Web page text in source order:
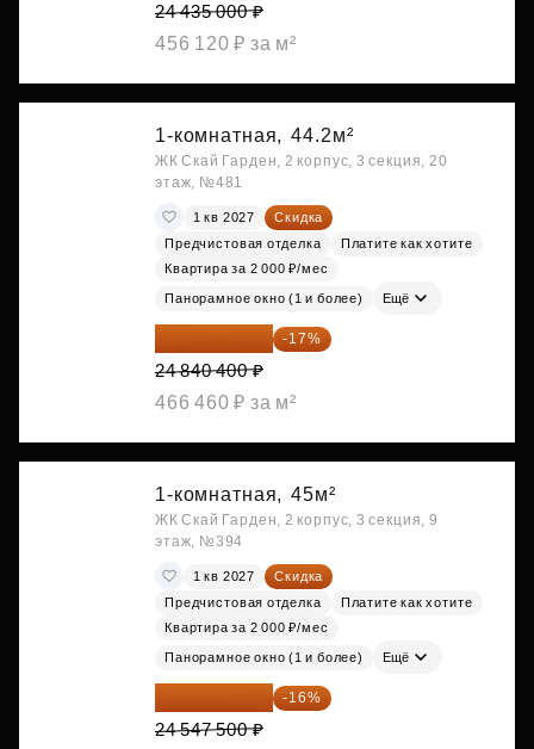
24 435 000 ₽
456 120 ₽ за м²
1-комнатная, 44.2м²
ЖК Скай Гарден, 2 корпус, 3 секция, 20
этаж, №481
1 кв 2027
Скидка
Предчистовая отделка
Платите как хотите
Квартира за 2 000 ₽/мес
Панорамное окно (1 и более) Ещё
20 617 532 ₽ -17%
24 840 400 ₽
466 460 ₽ за м²
1-комнатная, 45м²
ЖК Скай Гарден, 2 корпус, 3 секция, 9
этаж, №394
1 кв 2027
Скидка
Предчистовая отделка
Платите как хотите
Квартира за 2 000 ₽/мес
Панорамное окно (1 и более) Ещё
20 619 900 ₽ -16%
24 547 500 ₽